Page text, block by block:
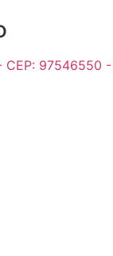
CEP: 97546550 -